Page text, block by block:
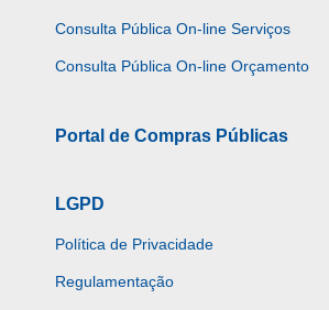
Consulta Pública On-line Serviços
Consulta Pública On-line Orçamento
Portal de Compras Públicas
LGPD
Política de Privacidade
Regulamentação